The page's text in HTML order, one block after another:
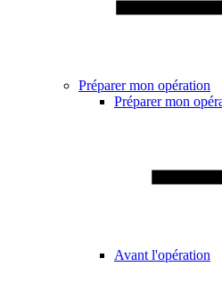
Préparer mon opération
Préparer mon
Avant l'opération